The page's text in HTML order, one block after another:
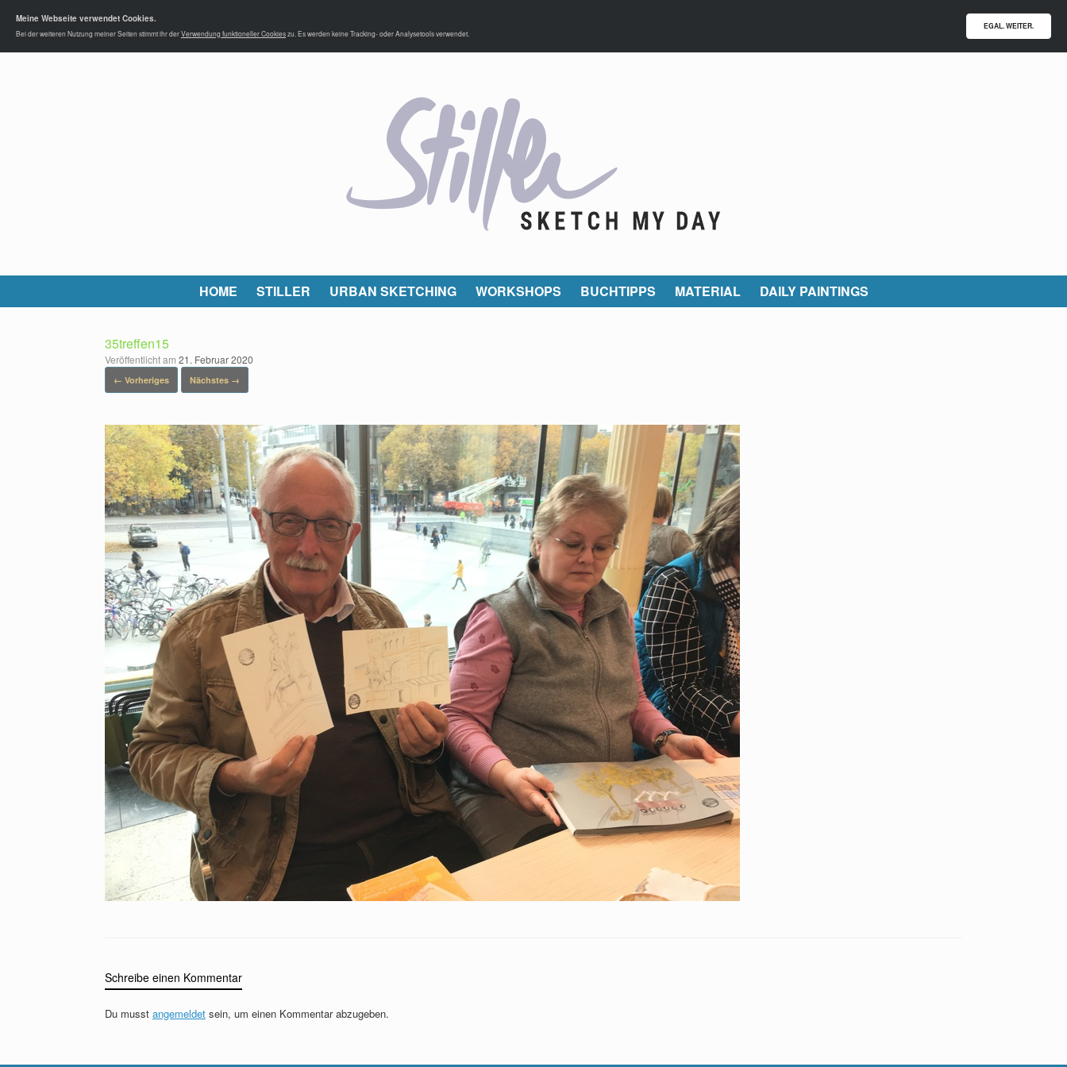
HOME STILLER URBAN SKETCHING WORKSHOPS BUCHTIPPS MATERIAL DAILY PAINTINGS
35treffen15
Veröffentlicht am 21. Februar 2020
← Vorheriges Nächstes →
Schreibe einen Kommentar
Du musst angemeldet sein, um einen Kommentar abzugeben.
Meine Webseite verwendet Cookies.
Bei der weiteren Nutzung meiner Seiten stimmt ihr derVerwendung funktioneller Cookieszu. Es werden keine Tracking- oder Analysetools verwendet.
EGAL. WEITER.